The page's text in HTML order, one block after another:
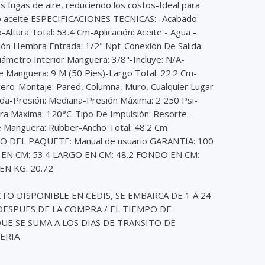
fugas de aire, reduciendo los costos-Ideal para
ESPECIFICACIONES TECNICAS: -Acabado:
Altura Total: 53.4 Cm-Aplicación: Aceite - Agua -
Hembra Entrada: 1/2" Npt-Conexión De Salida:
Interior Manguera: 3/8"-Incluye: N/A-
Manguera: 9 M (50 Pies)-Largo Total: 22.2 Cm-
Montaje: Pared, Columna, Muro, Cualquier Lugar
Presión: Mediana-Presión Máxima: 2 250 Psi-
Máxima: 120°C-Tipo De Impulsión: Resorte-
Rubber-Ancho Total: 48.2 Cm
DEL PAQUETE: Manual de usuario GARANTIA: 100
CM: 53.4 LARGO EN CM: 48.2 FONDO EN CM:
KG: 20.72
DISPONIBLE EN CEDIS, SE EMBARCA DE 1 A 24
DE LA COMPRA / EL TIEMPO DE
SE SUMA A LOS DIAS DE TRANSITO DE